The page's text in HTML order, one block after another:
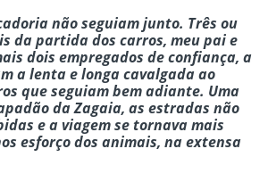
não seguiam junto. Três ou
da partida dos carros, meu pai e
dois empregados de confiança, a
a lenta e longa cavalgada ao
que seguiam bem adiante. Uma
da Zagaia, as estradas não
e a viagem se tornava mais
esforço dos animais, na extensa